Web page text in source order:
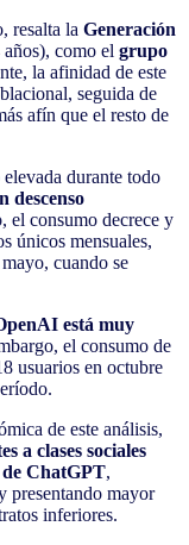
resalta la Generación
como el grupo
la afinidad de este
seguida de
afín que el resto de
durante todo
descenso
el consumo decrece y
únicos mensuales,
cuando se
está muy
el consumo de
usuarios en octubre
de este análisis,
a clases sociales
de ChatGPT,
presentando mayor
inferiores.